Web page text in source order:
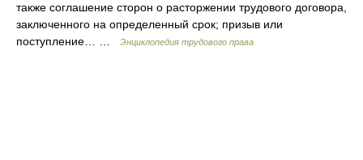
также соглашение сторон о расторжении трудового договора,
заключенного на определенный срок; призыв или
поступление… …
Энциклопедия трудового права